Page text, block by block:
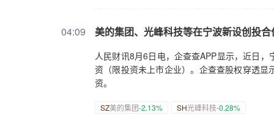
04:09 美的集团、光峰科技等在宁波新设创投合
人民财讯8月6日电，企查查APP显示，近日
资（限投资未上市企业）。企查查股权穿透
资。
SZ美的集团-2.13% SH光峰科技-0.28%